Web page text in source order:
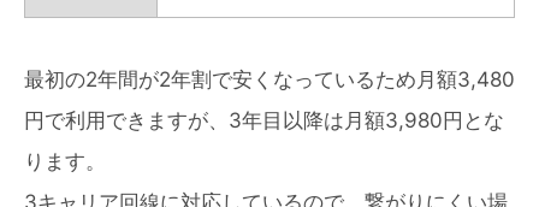
最初の2年間が2年割で安くなっているため月額3,480
円で利用できますが、3年目以降は月額3,980円とな
ります。